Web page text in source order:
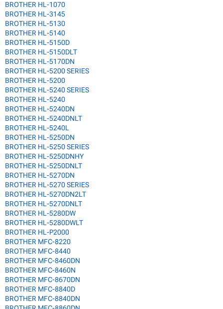
BROTHER HL-1070
BROTHER HL-3145
BROTHER HL-5130
BROTHER HL-5140
BROTHER HL-5150D
BROTHER HL-5150DLT
BROTHER HL-5170DN
BROTHER HL-5200 SERIES
BROTHER HL-5200
BROTHER HL-5240 SERIES
BROTHER HL-5240
BROTHER HL-5240DN
BROTHER HL-5240DNLT
BROTHER HL-5240L
BROTHER HL-5250DN
BROTHER HL-5250 SERIES
BROTHER HL-5250DNHY
BROTHER HL-5250DNLT
BROTHER HL-5270DN
BROTHER HL-5270 SERIES
BROTHER HL-5270DN2LT
BROTHER HL-5270DNLT
BROTHER HL-5280DW
BROTHER HL-5280DWLT
BROTHER HL-P2000
BROTHER MFC-8220
BROTHER MFC-8440
BROTHER MFC-8460DN
BROTHER MFC-8460N
BROTHER MFC-8670DN
BROTHER MFC-8840D
BROTHER MFC-8840DN